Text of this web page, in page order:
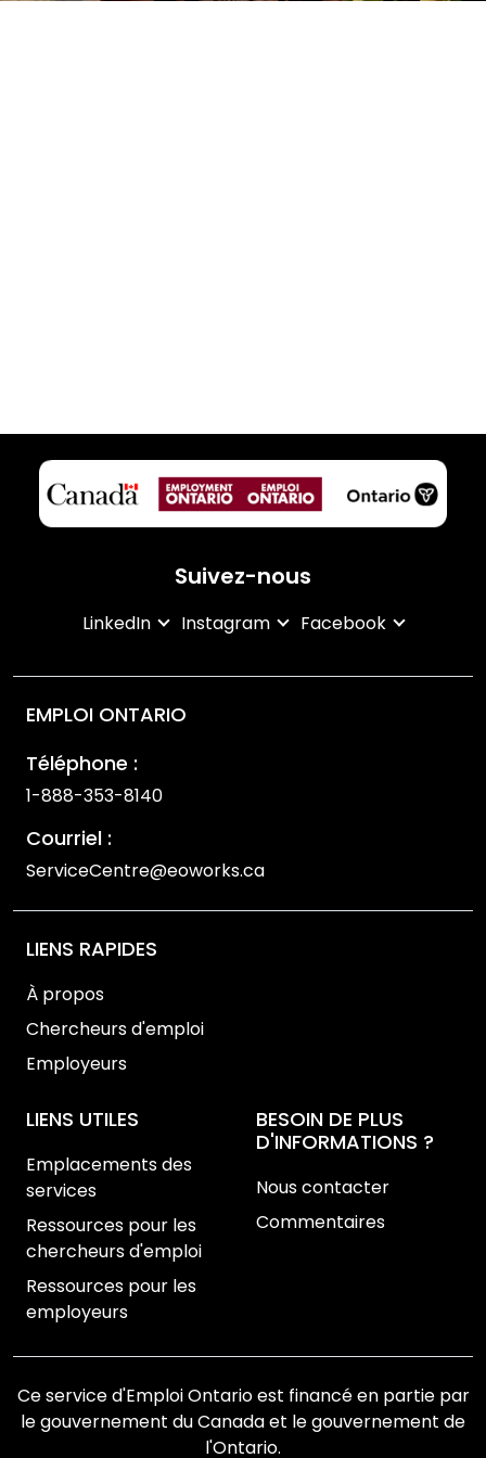
Suivez-nous
LinkedIn Instagram Facebook
EMPLOI ONTARIO
Téléphone :
1-888-353-8140
Courriel :
ServiceCentre@eoworks.ca
LIENS RAPIDES
À propos
Chercheurs d'emploi
Employeurs
LIENS UTILES
Emplacements des
services
Ressources pour les
chercheurs d'emploi
Ressources pour les
employeurs
BESOIN DE PLUS
D'INFORMATIONS ?
Nous contacter
Commentaires
Ce service d'Emploi Ontario est financé en partie par
le gouvernement du Canada et le gouvernement de
l'Ontario.